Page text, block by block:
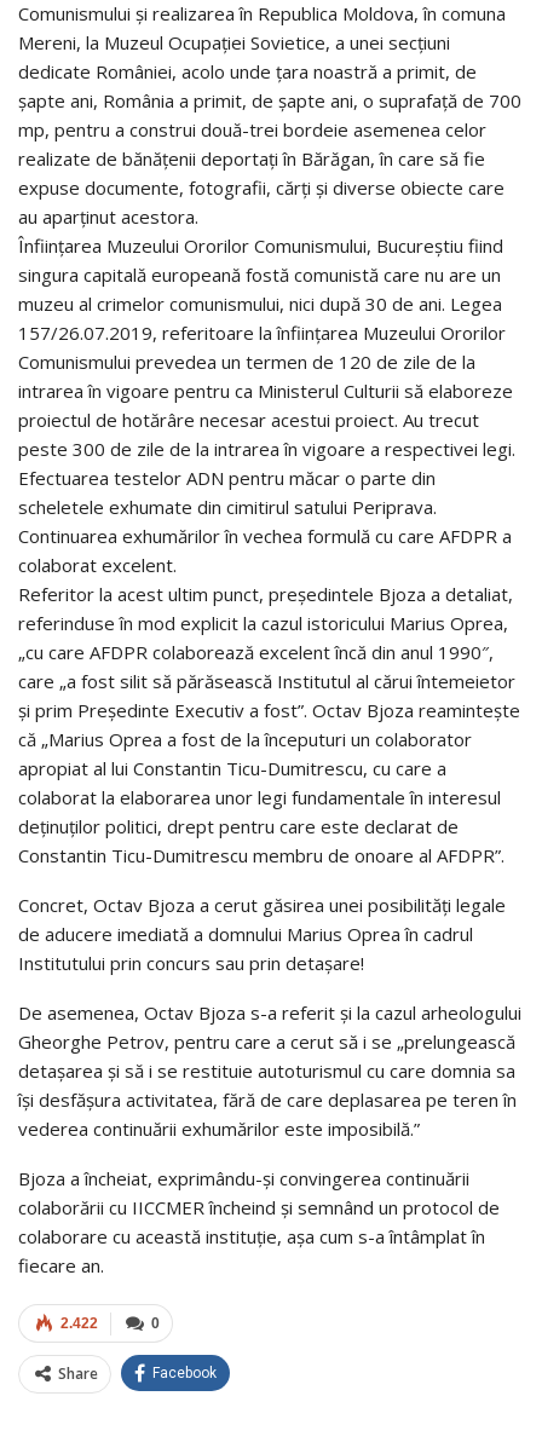
Comunismului și realizarea în Republica Moldova, în comuna
Mereni, la Muzeul Ocupației Sovietice, a unei secțiuni
dedicate României, acolo unde țara noastră a primit, de
șapte ani, România a primit, de șapte ani, o suprafață de 700
mp, pentru a construi două-trei bordeie asemenea celor
realizate de bănățenii deportați în Bărăgan, în care să fie
expuse documente, fotografii, cărți și diverse obiecte care
au aparținut acestora.
Înființarea Muzeului Ororilor Comunismului, Bucureștiu fiind
singura capitală europeană fostă comunistă care nu are un
muzeu al crimelor comunismului, nici după 30 de ani. Legea
157/26.07.2019, referitoare la înființarea Muzeului Ororilor
Comunismului prevedea un termen de 120 de zile de la
intrarea în vigoare pentru ca Ministerul Culturii să elaboreze
proiectul de hotărâre necesar acestui proiect. Au trecut
peste 300 de zile de la intrarea în vigoare a respectivei legi.
Efectuarea testelor ADN pentru măcar o parte din
scheletele exhumate din cimitirul satului Periprava.
Continuarea exhumărilor în vechea formulă cu care AFDPR a
colaborat excelent.
Referitor la acest ultim punct, președintele Bjoza a detaliat,
referinduse în mod explicit la cazul istoricului Marius Oprea,
„cu care AFDPR colaborează excelent încă din anul 1990″,
care „a fost silit să părăsească Institutul al cărui întemeietor
şi prim Preşedinte Executiv a fost”. Octav Bjoza reamintește
că „Marius Oprea a fost de la începuturi un colaborator
apropiat al lui Constantin Ticu-Dumitrescu, cu care a
colaborat la elaborarea unor legi fundamentale în interesul
deţinuţilor politici, drept pentru care este declarat de
Constantin Ticu-Dumitrescu membru de onoare al AFDPR”.
Concret, Octav Bjoza a cerut găsirea unei posibilități legale
de aducere imediată a domnului Marius Oprea în cadrul
Institutului prin concurs sau prin detaşare!
De asemenea, Octav Bjoza s-a referit și la cazul arheologului
Gheorghe Petrov, pentru care a cerut să i se „prelungească
detaşarea şi să i se restituie autoturismul cu care domnia sa
îşi desfăşura activitatea, fără de care deplasarea pe teren în
vederea continuării exhumărilor este imposibilă.”
Bjoza a încheiat, exprimându-și convingerea continuării
colaborării cu IICCMER încheind şi semnând un protocol de
colaborare cu această instituție, așa cum s-a întâmplat în
fiecare an.
0
2.422
Share Facebook